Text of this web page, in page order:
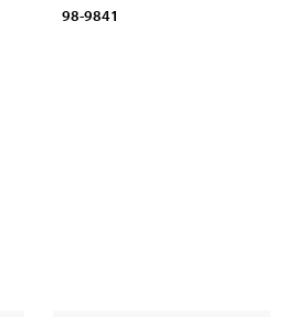
98-9841